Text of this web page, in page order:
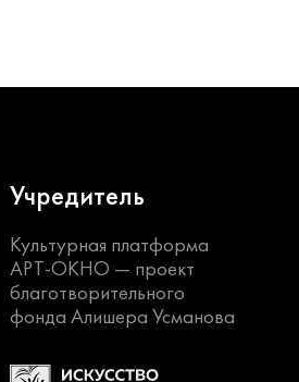
Учредитель
Культурная платформа
АРТ-ОКНО — проект
благотворительного
фонда Алишера Усманова